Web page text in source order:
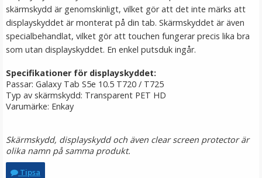
skärmskydd är genomskinligt, vilket gör att det inte märks att
displayskyddet är monterat på din tab. Skärmskyddet är även
specialbehandlat, vilket gör att touchen fungerar precis lika bra
som utan displayskyddet. En enkel putsduk ingår.
Specifikationer för displayskyddet:
Passar: Galaxy Tab S5e 10.5 T720 / T725
Typ av skärmskydd: Transparent PET HD
Varumärke: Enkay
Skärmskydd, displayskydd och även clear screen protector är
olika namn på samma produkt.
Tipsa